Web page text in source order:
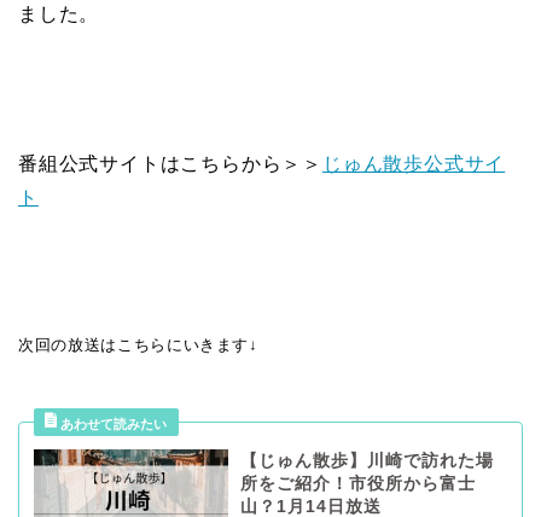
ました。
番組公式サイトはこちらから＞＞ じゅん散歩公式サイ
ト
次回の放送はこちらにいきます↓
【じゅん散歩】川崎で訪れた場
所をご紹介！市役所から富士
山？1月14日放送